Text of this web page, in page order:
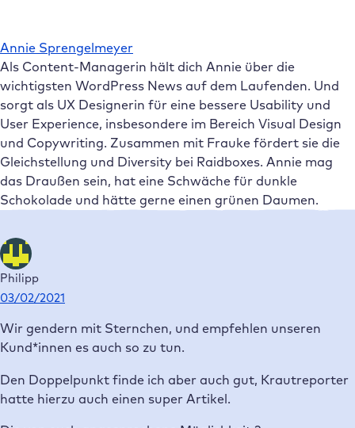
das Draußen sein, hat eine Schwäche für dunkle
Schokolade und hätte gerne einen grünen Daumen.
Philipp
03/02/2021
Wir gendern mit Sternchen, und empfehlen unseren
Kund*innen es auch so zu tun.
Den Doppelpunkt finde ich aber auch gut, Krautreporter
hatte hierzu auch einen super Artikel.
Die von euch angesprochene Möglichkeit 2
von einer Welt ausgeht, in der es nur Frauen und Männer
gibt – Trans und Inter wird hierbei z.B. komplett
ganz klar abraten.